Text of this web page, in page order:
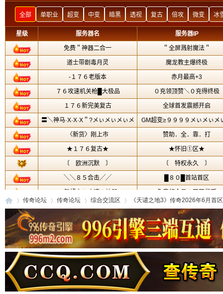
传 »
传奇论坛
›
传奇论坛 综合交流区
›
《天谴之地3》传奇2026年6月首